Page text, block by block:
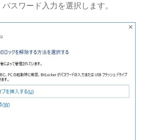
スワード入力を選択します。